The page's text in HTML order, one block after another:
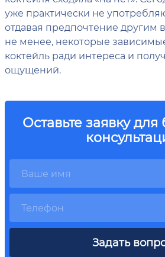
уже практически не
отдавая предпочтение другим
не менее, некоторые
коктейль ради интереса и
ощущений.
Оставьте заявку
Задать